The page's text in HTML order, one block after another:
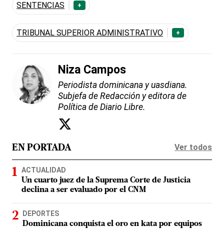
SENTENCIAS +
TRIBUNAL SUPERIOR ADMINISTRATIVO +
Niza Campos
Periodista dominicana y uasdiana.
Subjefa de Redacción y editora de
Política de Diario Libre.
EN PORTADA Ver todos
ACTUALIDAD
Un cuarto juez de la Suprema Corte de Justicia
declina a ser evaluado por el CNM
DEPORTES
Dominicana conquista el oro en kata por equipos